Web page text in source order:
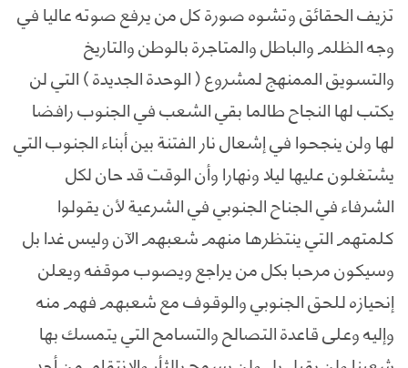
تزيف الحقائق وتشوه صورة كل من يرفع صوته عاليا في
وجه الظلم والباطل والمتاجرة بالوطن والتاريخ
والتسويق الممنهج لمشروع ( الوحدة الجديدة ) التي لن
يكتب لها النجاح طالما بقي الشعب في الجنوب رافضا
لها ولن ينجحوا في إشعال نار الفتنة بين أبناء الجنوب التي
يشتغلون عليها ليلا ونهارا وأن الوقت قد حان لكل
الشرفاء في الجناح الجنوبي في الشرعية لأن يقولوا
كلمتهم التي ينتظرها منهم شعبهم الآن وليس غدا بل
وسيكون مرحبا بكل من يراجع ويصوب موقفه ويعلن
إنحيازه للحق الجنوبي والوقوف مع شعبهم فهم منه
وإليه وعلى قاعدة التصالح والتسامح التي يتمسك بها